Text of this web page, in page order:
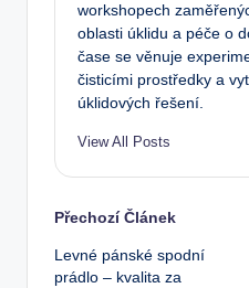
workshopech
oblasti úklidu a péče o
čase se věnuje
čisticími prostředky a
úklidových řešení.
View All Posts
Post
navigation
Přechozí Článek
Levné pánské spodní
prádlo – kvalita za